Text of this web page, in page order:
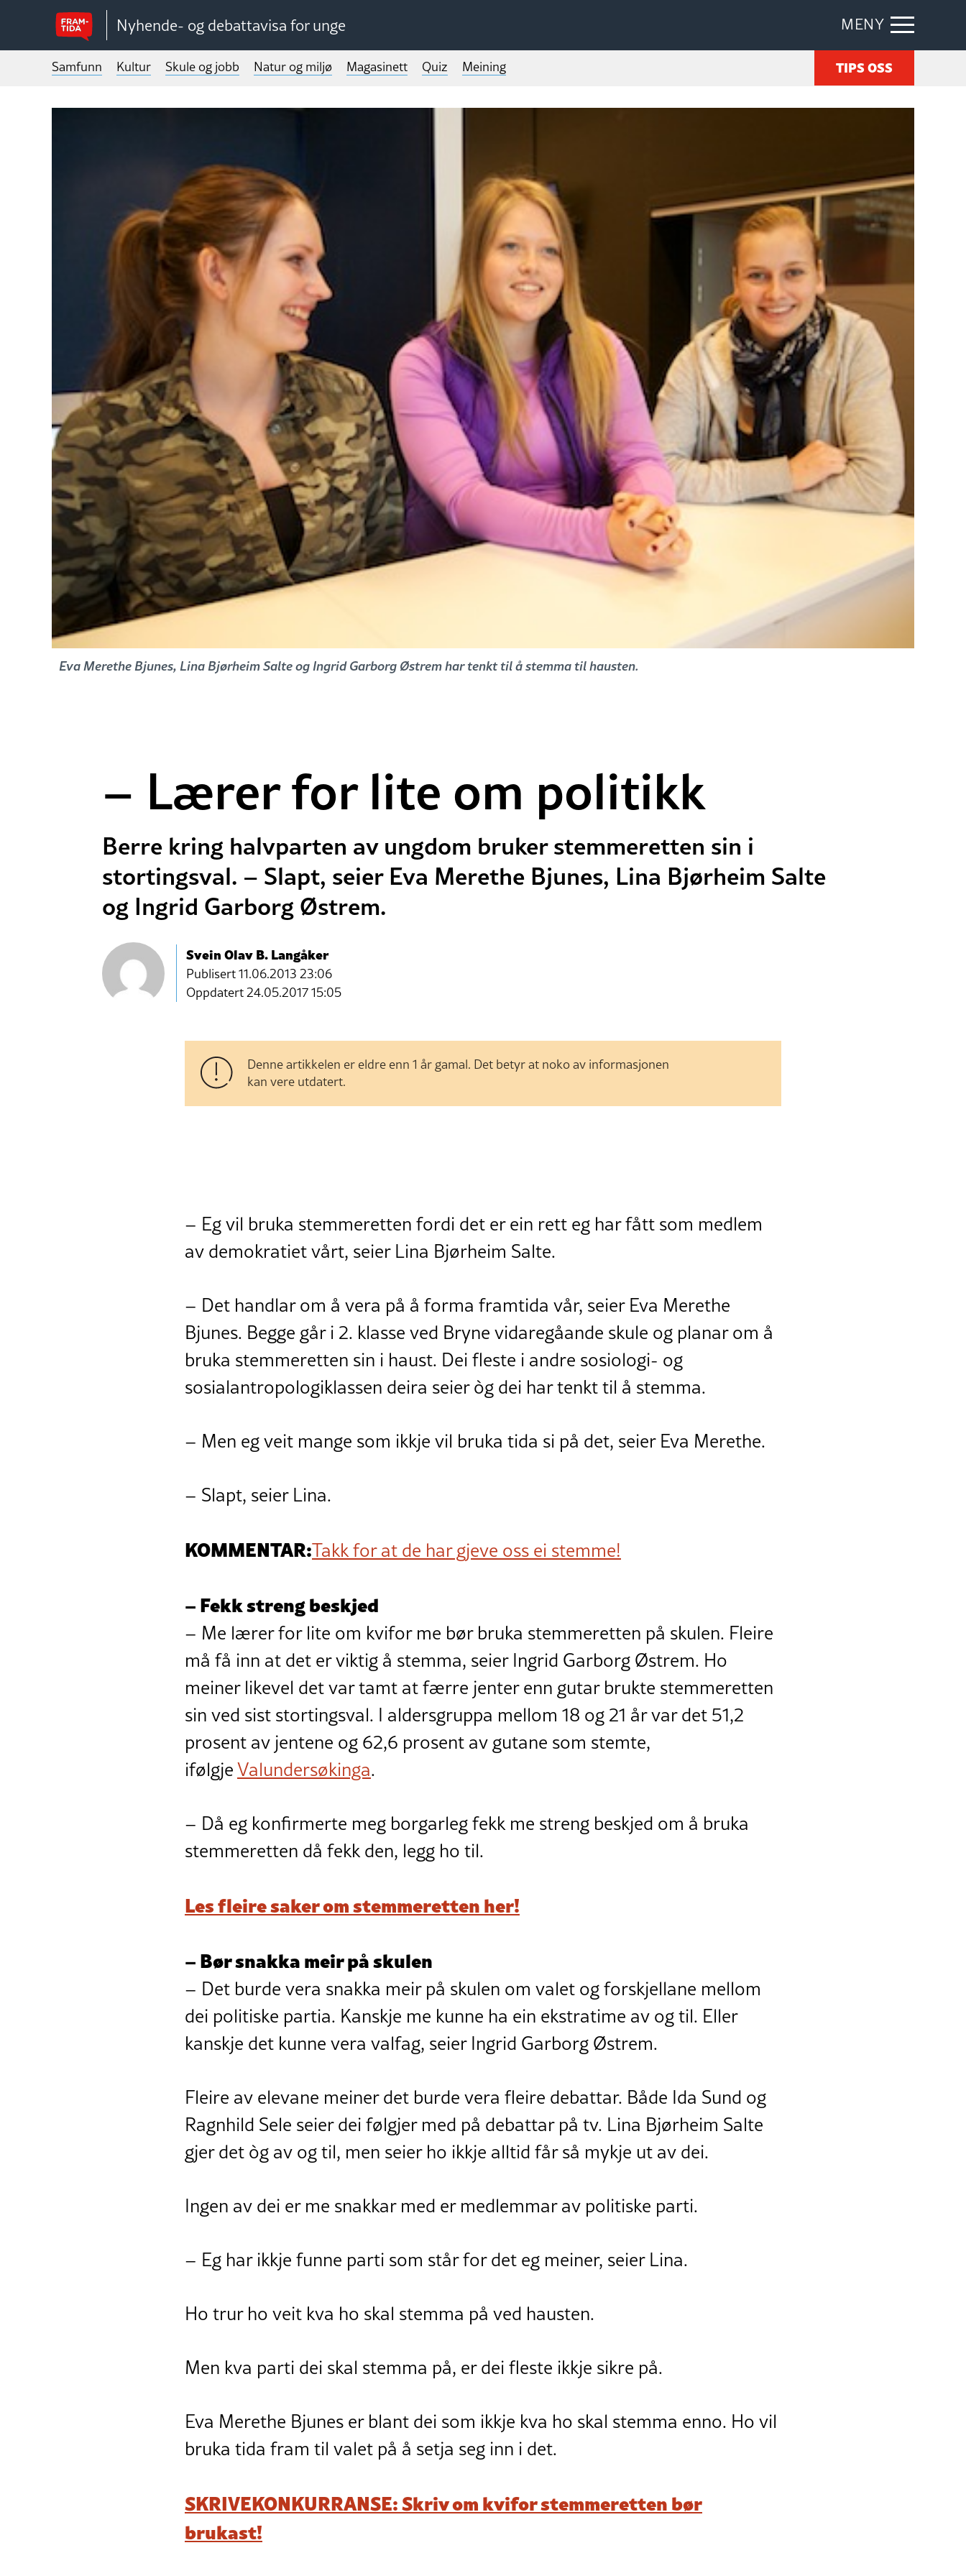
Nyhende- og debattavisa for unge MENY
Samfunn Kultur Skule og jobb Natur og miljø Magasinett Quiz Meining TIPS OSS
Eva Merethe Bjunes, Lina Bjørheim Salte og Ingrid Garborg Østrem har tenkt til å stemma til hausten.
– Lærer for lite om politikk
Berre kring halvparten av ungdom bruker stemmeretten sin i
stortingsval. – Slapt, seier Eva Merethe Bjunes, Lina Bjørheim Salte
og Ingrid Garborg Østrem.
Svein Olav B. Langåker
Publisert11.06.2013 23:06
Oppdatert 24.05.2017 15:05
Denne artikkelen er eldre enn 1 år gamal. Det betyr at noko av informasjonen
kan vere utdatert.
– Eg vil bruka stemmeretten fordi det er ein rett eg har fått som medlem
av demokratiet vårt, seier Lina Bjørheim Salte.
– Det handlar om å vera på å forma framtida vår, seier Eva Merethe
Bjunes. Begge går i 2. klasse ved Bryne vidaregåande skule og planar om å
bruka stemmeretten sin i haust. Dei fleste i andre sosiologi- og
sosialantropologiklassen deira seier òg dei har tenkt til å stemma.
– Men eg veit mange som ikkje vil bruka tida si på det, seier Eva Merethe.
– Slapt, seier Lina.
KOMMENTAR:Takk for at de har gjeve oss ei stemme!
– Fekk streng beskjed
– Me lærer for lite om kvifor me bør bruka stemmeretten på skulen. Fleire
må få inn at det er viktig å stemma, seier Ingrid Garborg Østrem. Ho
meiner likevel det var tamt at færre jenter enn gutar brukte stemmeretten
sin ved sist stortingsval. I aldersgruppa mellom 18 og 21 år var det 51,2
prosent av jentene og 62,6 prosent av gutane som stemte,
ifølgjeValundersøkinga.
– Då eg konfirmerte meg borgarleg fekk me streng beskjed om å bruka
stemmeretten då fekk den, legg ho til.
Les fleire saker om stemmeretten her!
– Bør snakka meir på skulen
– Det burde vera snakka meir på skulen om valet og forskjellane mellom
dei politiske partia. Kanskje me kunne ha ein ekstratime av og til. Eller
kanskje det kunne vera valfag, seier Ingrid Garborg Østrem.
Fleire av elevane meiner det burde vera fleire debattar. Både Ida Sund og
Ragnhild Sele seier dei følgjer med på debattar på tv. Lina Bjørheim Salte
gjer det òg av og til, men seier ho ikkje alltid får så mykje ut av dei.
Ingen av dei er me snakkar med er medlemmar av politiske parti.
– Eg har ikkje funne parti som står for det eg meiner, seier Lina.
Ho trur ho veit kva ho skal stemma på ved hausten.
Men kva parti dei skal stemma på, er dei fleste ikkje sikre på.
Eva Merethe Bjunes er blant dei som ikkje kva ho skal stemma enno. Ho vil
bruka tida fram til valet på å setja seg inn i det.
SKRIVEKONKURRANSE: Skriv om kvifor stemmeretten bør
brukast!